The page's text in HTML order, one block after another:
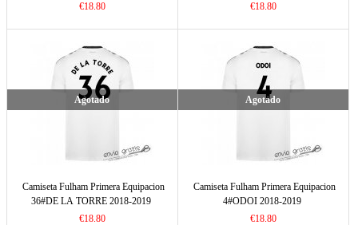
€18.80
€18.80
Agotado
Camiseta Fulham Primera Equipacion
36#DE LA TORRE 2018-2019
€18.80
Agotado
Camiseta Fulham Primera Equipacion
4#ODOI 2018-2019
€18.80